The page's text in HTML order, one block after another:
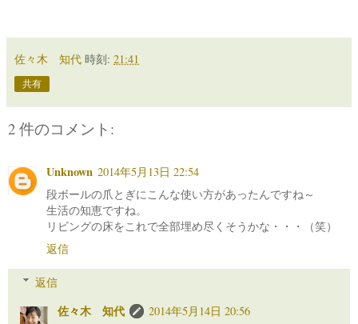
佐々木 知代 時刻: 21:41
共有
2 件のコメント:
Unknown 2014年5月13日 22:54
段ボールの爪とぎにこんな使い方があったんですね～
生活の知恵ですね。
リビングの床をこれで全部埋め尽くそうかな・・・（笑）
返信
返信
佐々木 知代
2014年5月14日 20:56